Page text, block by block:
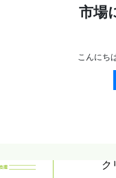
市場
こんにち
ク